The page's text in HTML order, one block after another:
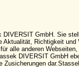
GmbH. Sie
Aktualität, Richtigkeit und
alle anderen
DIVERSIT GmbH